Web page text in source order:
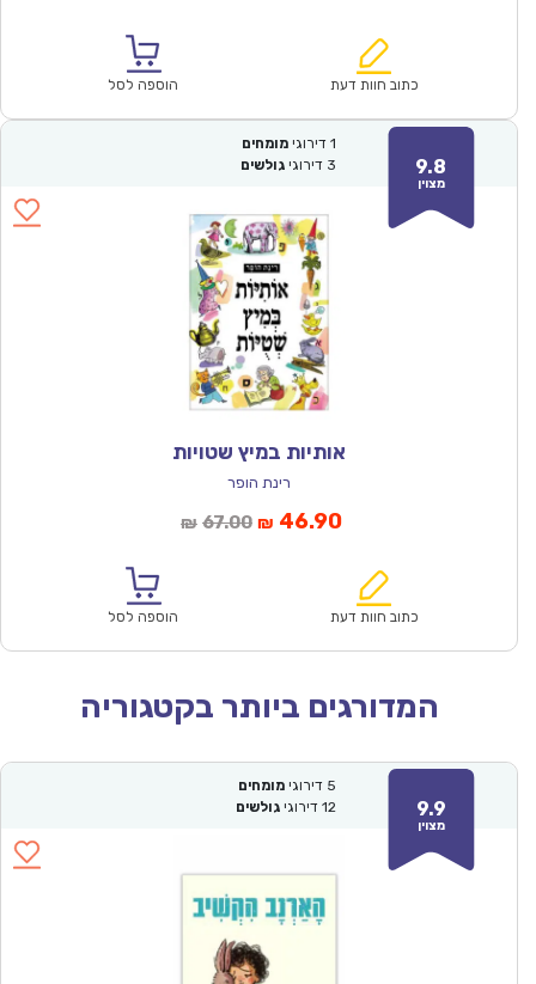
₪57.00.
הוא:
כתוב חוות דעת הוספה לסל
9.8
מצוין
1 דירוגי מומחים
3 דירוגי גולשים
אותיות במיץ שטויות
רינת הופר
₪ 67.00המחיר
₪67.00.
₪ 46.90המחיר
הוא:
כתוב חוות דעת הוספה לסל
המדורגים ביותר בקטגוריה
9.9
מצוין
5 דירוגי מומחים
12 דירוגי גולשים